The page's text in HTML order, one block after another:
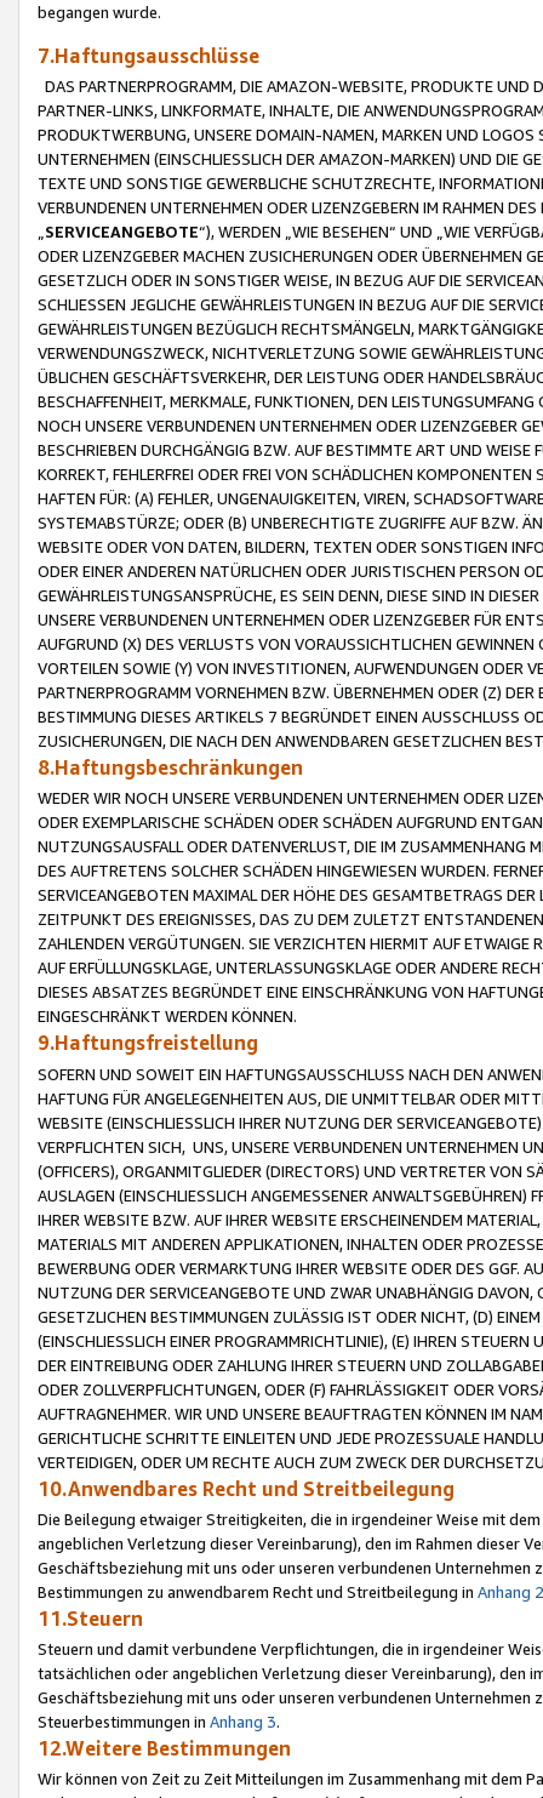
begangen wurde.
7.Haftungsausschlüsse
DAS PARTNERPROGRAMM, DIE AMAZON-WEBSITE, PRODUKTE UND
PARTNER-LINKS, LINKFORMATE, INHALTE, DIE
PRODUKTWERBUNG, UNSERE DOMAIN-NAMEN, MARKEN UND
UNTERNEHMEN (EINSCHLIESSLICH DER AMAZON-MARKEN) UND DIE
TEXTE UND SONSTIGE GEWERBLICHE SCHUTZRECHTE,
VERBUNDENEN UNTERNEHMEN ODER LIZENZGEBERN IM RAHMEN
SERVICEANGEBOTE“), WERDEN „WIE BESEHEN“ UND „WIE
ODER LIZENZGEBER MACHEN ZUSICHERUNGEN ODER ÜBERNEHMEN
GESETZLICH ODER IN SONSTIGER WEISE, IN BEZUG AUF DIE
SCHLIESSEN JEGLICHE GEWÄHRLEISTUNGEN IN BEZUG AUF DIE
GEWÄHRLEISTUNGEN BEZÜGLICH RECHTSMÄNGELN,
VERWENDUNGSZWECK, NICHTVERLETZUNG SOWIE
ÜBLICHEN GESCHÄFTSVERKEHR, DER LEISTUNG ODER
BESCHAFFENHEIT, MERKMALE, FUNKTIONEN, DEN
NOCH UNSERE VERBUNDENEN UNTERNEHMEN ODER LIZENZGEBER
BESCHRIEBEN DURCHGÄNGIG BZW. AUF BESTIMMTE ART UND
KORREKT, FEHLERFREI ODER FREI VON SCHÄDLICHEN
HAFTEN FÜR: (A) FEHLER, UNGENAUIGKEITEN, VIREN,
SYSTEMABSTÜRZE; ODER (B) UNBERECHTIGTE ZUGRIFFE AUF BZW.
WEBSITE ODER VON DATEN, BILDERN, TEXTEN ODER SONSTIGEN
ODER EINER ANDEREN NATÜRLICHEN ODER JURISTISCHEN PERSON
GEWÄHRLEISTUNGSANSPRÜCHE, ES SEIN DENN, DIESE SIND IN
UNSERE VERBUNDENEN UNTERNEHMEN ODER LIZENZGEBER FÜR
AUFGRUND (X) DES VERLUSTS VON VORAUSSICHTLICHEN
VORTEILEN SOWIE (Y) VON INVESTITIONEN, AUFWENDUNGEN ODER
PARTNERPROGRAMM VORNEHMEN BZW. ÜBERNEHMEN ODER (Z)
BESTIMMUNG DIESES ARTIKELS 7 BEGRÜNDET EINEN AUSSCHLUSS
ZUSICHERUNGEN, DIE NACH DEN ANWENDBAREN GESETZLICHEN
8.Haftungsbeschränkungen
WEDER WIR NOCH UNSERE VERBUNDENEN UNTERNEHMEN ODER
ODER EXEMPLARISCHE SCHÄDEN ODER SCHÄDEN AUFGRUND
NUTZUNGSAUSFALL ODER DATENVERLUST, DIE IM ZUSAMMENHANG
DES AUFTRETENS SOLCHER SCHÄDEN HINGEWIESEN WURDEN.
SERVICEANGEBOTEN MAXIMAL DER HÖHE DES GESAMTBETRAGS
ZEITPUNKT DES EREIGNISSES, DAS ZU DEM ZULETZT
ZAHLENDEN VERGÜTUNGEN. SIE VERZICHTEN HIERMIT AUF
AUF ERFÜLLUNGSKLAGE, UNTERLASSUNGSKLAGE ODER ANDERE
DIESES ABSATZES BEGRÜNDET EINE EINSCHRÄNKUNG VON
EINGESCHRÄNKT WERDEN KÖNNEN.
9.Haftungsfreistellung
SOFERN UND SOWEIT EIN HAFTUNGSAUSSCHLUSS NACH DEN
HAFTUNG FÜR ANGELEGENHEITEN AUS, DIE UNMITTELBAR ODER
WEBSITE (EINSCHLIESSLICH IHRER NUTZUNG DER
VERPFLICHTEN SICH, UNS, UNSERE VERBUNDENEN UNTERNEHMEN
(OFFICERS), ORGANMITGLIEDER (DIRECTORS) UND VERTRETER VON
AUSLAGEN (EINSCHLIESSLICH ANGEMESSENER
IHRER WEBSITE BZW. AUF IHRER WEBSITE ERSCHEINENDEM
MATERIALS MIT ANDEREN APPLIKATIONEN, INHALTEN ODER
BEWERBUNG ODER VERMARKTUNG IHRER WEBSITE ODER DES GGF.
NUTZUNG DER SERVICEANGEBOTE UND ZWAR UNABHÄNGIG
GESETZLICHEN BESTIMMUNGEN ZULÄSSIG IST ODER NICHT, (D)
(EINSCHLIESSLICH EINER PROGRAMMRICHTLINIE), (E) IHREN
DER EINTREIBUNG ODER ZAHLUNG IHRER STEUERN UND
ODER ZOLLVERPFLICHTUNGEN, ODER (F) FAHRLÄSSIGKEIT ODER
AUFTRAGNEHMER. WIR UND UNSERE BEAUFTRAGTEN KÖNNEN IM
GERICHTLICHE SCHRITTE EINLEITEN UND JEDE PROZESSUALE
VERTEIDIGEN, ODER UM RECHTE AUCH ZUM ZWECK DER
10.Anwendbares Recht und Streitbeilegung
Die Beilegung etwaiger Streitigkeiten, die in irgendeiner Weise mit
angeblichen Verletzung dieser Vereinbarung), den im Rahmen dieser
Geschäftsbeziehung mit uns oder unseren verbundenen
Bestimmungen zu anwendbarem Recht und Streitbeilegung in Anhang 2
11.Steuern
Steuern und damit verbundene Verpflichtungen, die in irgendeiner
tatsächlichen oder angeblichen Verletzung dieser Vereinbarung), den
Geschäftsbeziehung mit uns oder unseren verbundenen
Steuerbestimmungen in Anhang 3.
12.Weitere Bestimmungen
Wir können von Zeit zu Zeit Mitteilungen im Zusammenhang mit dem